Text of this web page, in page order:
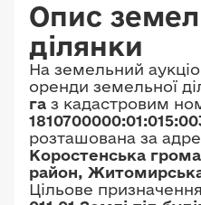
Опис
ділянки
На земельний
оренди земельної
га з кадастровим
розташована за
Коростенська
район,
Цільове